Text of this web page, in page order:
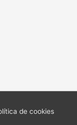
de cookies